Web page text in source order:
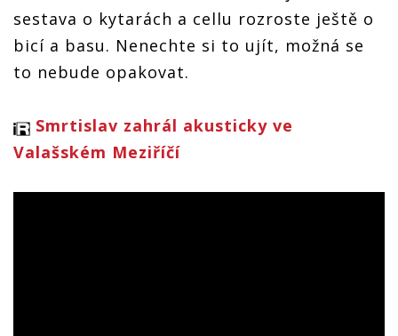
sestava o kytarách a cellu rozroste ještě o
bicí a basu. Nenechte si to ujít, možná se
to nebude opakovat.
Smrtislav zahrál akusticky ve
Valašském Meziříčí